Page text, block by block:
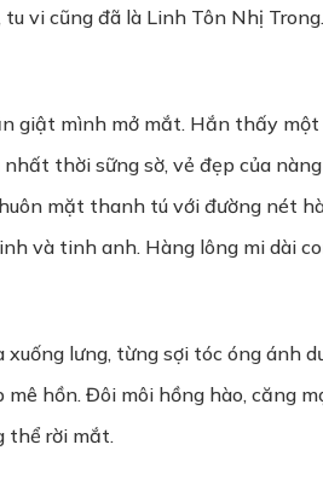
vi cũng đã là Linh Tôn Nhị
giật mình mở mắt. Hắn thấy
thời sững sờ, vẻ đẹp của
mặt thanh tú với đường nét
và tinh anh. Hàng lông mi dài
lưng, từng sợi tóc óng ánh
hồn. Đôi môi hồng hào, căng
thể rời mắt.